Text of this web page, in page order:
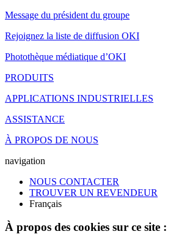
Message du président du groupe
Rejoignez la liste de diffusion OKI
Photothèque médiatique d’OKI
PRODUITS
APPLICATIONS INDUSTRIELLES
ASSISTANCE
À PROPOS DE NOUS
navigation
NOUS CONTACTER
TROUVER UN REVENDEUR
Français
À propos des cookies sur ce site :